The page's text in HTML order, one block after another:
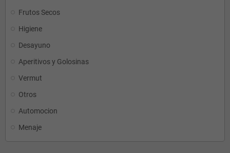
Frutos Secos
Higiene
Desayuno
Aperitivos y Golosinas
Vermut
Otros
Automocion
Menaje